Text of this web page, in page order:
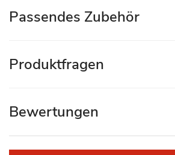
Passendes Zubehör
Produktfragen
Bewertungen